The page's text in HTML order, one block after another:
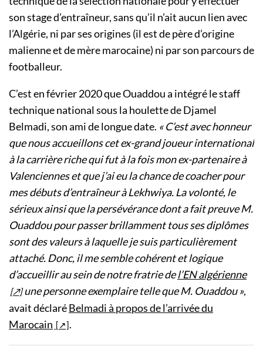
son stage d’entraîneur, sans qu’il n’ait aucun lien avec
l’Algérie, ni par ses origines (il est de père d’origine
malienne et de mère marocaine) ni par son parcours de
footballeur.
C’est en février 2020 que Ouaddou a intégré le staff
technique national sous la houlette de Djamel
Belmadi, son ami de longue date. « C’est avec honneur
que nous accueillons cet ex-grand joueur international
à la carrière riche qui fut à la fois mon ex-partenaire à
Valenciennes et que j’ai eu la chance de coacher pour
mes débuts d’entraîneur à Lekhwiya. La volonté, le
sérieux ainsi que la persévérance dont a fait preuve M.
Ouaddou pour passer brillamment tous ses diplômes
sont des valeurs à laquelle je suis particulièrement
attaché. Donc, il me semble cohérent et logique
d’accueillir au sein de notre fratrie del’EN algérienne
une personne exemplaire telle que M. Ouaddou »,
avait déclaréBelmadi à propos de l’arrivée du
Marocain
.